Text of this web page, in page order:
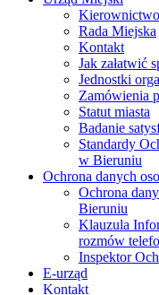
Rada Miejska
Kontakt
Jak załatwić
Jednostki
Zamówienia
Statut miasta
Badanie
Standardy
w Bieruniu
Ochrona danych
Ochrona
Bieruniu
Klauzula
rozmów
Inspektor
E-urząd
Kontakt